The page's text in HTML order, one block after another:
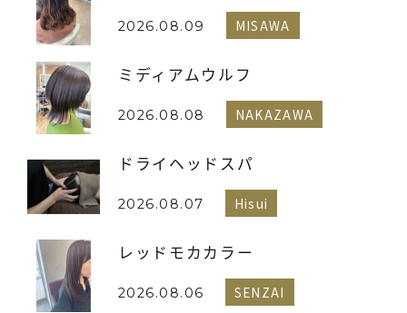
2026.08.09 MISAWA
ミディアムウルフ
2026.08.08 NAKAZAWA
ドライヘッドスパ
2026.08.07 Hisui
レッドモカカラー
2026.08.06 SENZAI